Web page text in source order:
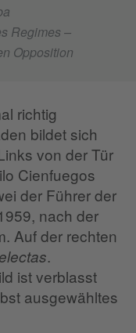
Regimes –
Opposition
richtig
bildet sich
von der Tür
Cienfuegos
der Führer der
nach der
Auf der rechten
.
ist verblasst
ausgewähltes